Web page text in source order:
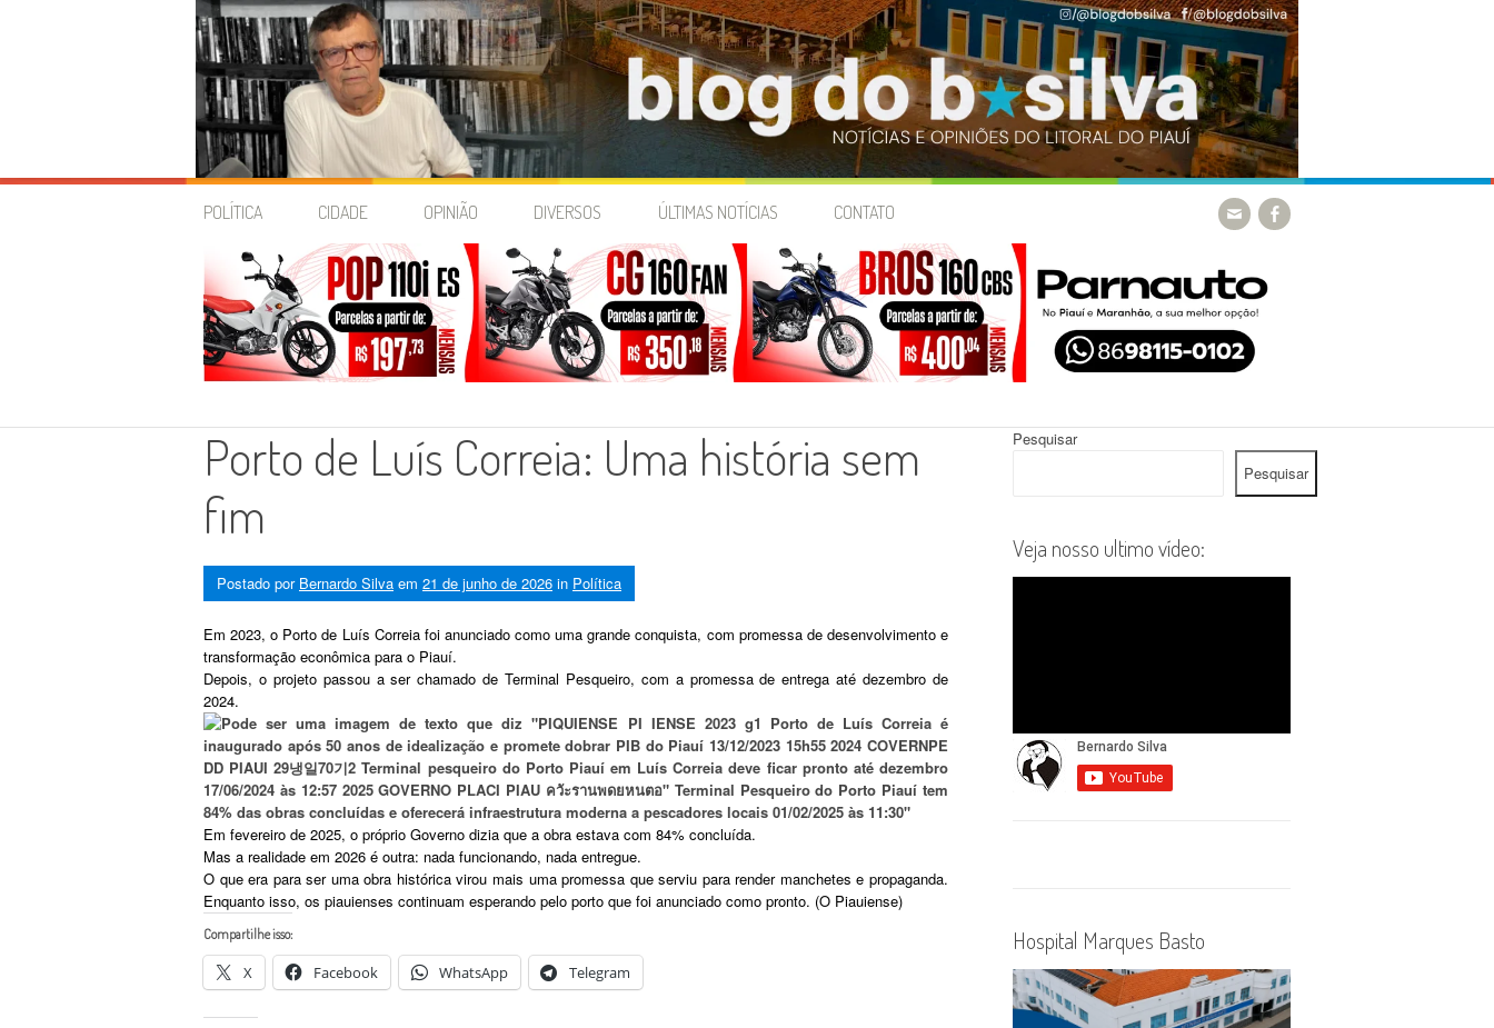
Skip
POLÍTICA CIDADE OPINIÃO DIVERSOS ÚLTIMAS NOTÍCIAS CONTATO
Porto de Luís Correia: Uma história sem
fim
Postado por Bernardo Silva em 21 de junho de 2026 in Política
Em 2023, o Porto de Luís Correia foi anunciado como uma grande conquista, com promessa de desenvolvimento e
transformação econômica para o Piauí.
Depois, o projeto passou a ser chamado de Terminal Pesqueiro, com a promessa de entrega até dezembro de
2024.
Em fevereiro de 2025, o próprio Governo dizia que a obra estava com 84% concluída.
Mas a realidade em 2026 é outra: nada funcionando, nada entregue.
O que era para ser uma obra histórica virou mais uma promessa que serviu para render manchetes e propaganda.
Enquanto isso, os piauienses continuam esperando pelo porto que foi anunciado como pronto. (O Piauiense)
Compartilhe isso:
X Facebook WhatsApp Telegram
Pesquisar
Pesquisar
Veja nosso ultimo vídeo:
Hospital Marques Basto